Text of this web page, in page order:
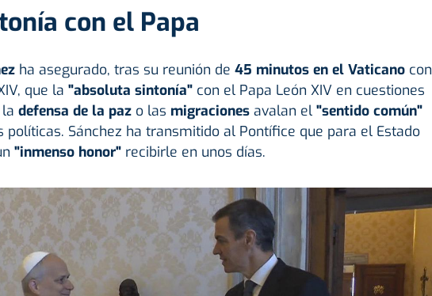
con el Papa
ha asegurado, tras su reunión de 45 minutos en el Vaticanocon
que la "absoluta sintonía"con el Papa León XIV en cuestiones
defensa de la pazo las migracionesavalan el "sentido común"
políticas. Sánchez ha transmitido al Pontífice que para el Estado
"inmenso honor"recibirle en unos días.